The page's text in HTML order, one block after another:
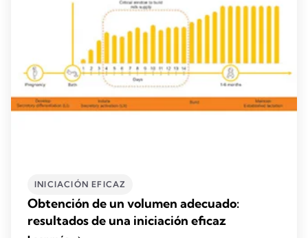
INICIACIÓN EFICAZ
Obtención de un volumen adecuado:
resultados de una iniciación eficaz